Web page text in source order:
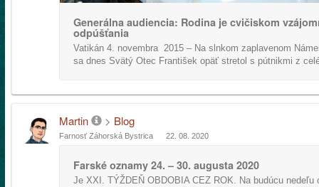
Generálna audiencia: Rodina je cvičiskom
odpúšťania
Vatikán 4. novembra 2015 – Na slnkom zaplavenom
sa dnes Svätý Otec František opäť stretol s pútnikmi z
Martin > Blog
Farnosť Záhorská Bystrica 22. 08. 2020
Farské oznamy 24. – 30. augusta 2020
Je XXI. TÝŽDEŇ OBDOBIA CEZ ROK. Na budúcu nedeľu